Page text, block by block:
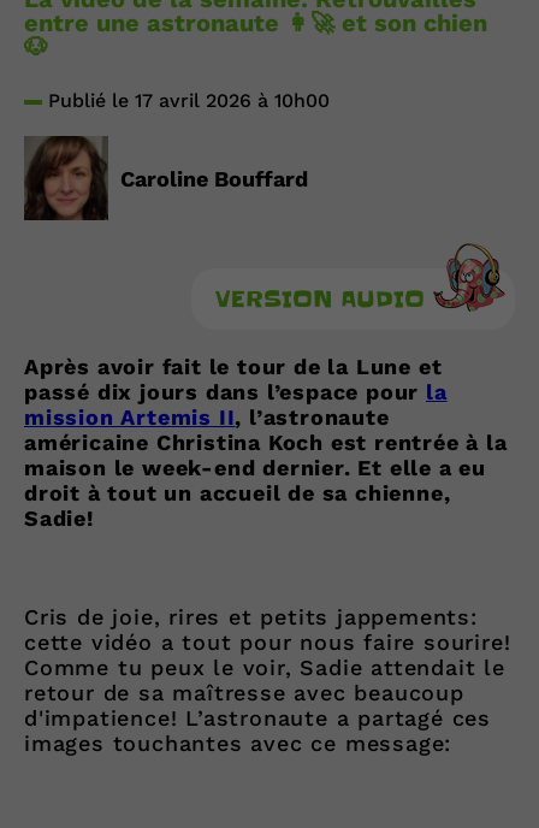
entre une astronaute 👩‍🚀 et son chien
🐶
Publié le 17 avril 2026 à 10h00
Caroline Bouffard
VERSION AUDIO
Après avoir fait le tour de la Lune et
passé dix jours dans l’espace pour la
mission Artemis II, l’astronaute
américaine Christina Koch est rentrée à la
maison le week-end dernier. Et elle a eu
droit à tout un accueil de sa chienne,
Sadie!
Cris de joie, rires et petits jappements:
cette vidéo a tout pour nous faire sourire!
Comme tu peux le voir, Sadie attendait le
retour de sa maîtresse avec beaucoup
d'impatience! L’astronaute a partagé ces
images touchantes avec ce message: